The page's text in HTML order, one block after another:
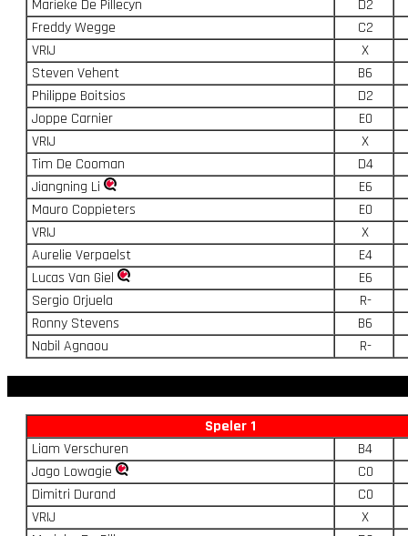
Marieke De Pillecyn
D2
Freddy Wegge
C2
VRIJ
X
Steven Vehent
B6
Philippe Boitsios
D2
Joppe Carnier
E0
VRIJ
X
Tim De Cooman
D4
Jiangning Li
E6
Mauro Coppieters
E0
VRIJ
X
Aurelie Verpaelst
E4
Lucas Van Giel
E6
Sergio Orjuela
R-
Ronny Stevens
B6
Nabil Agnaou
R-
Speler 1
Liam Verschuren
B4
Jago Lowagie
C0
Dimitri Durand
C0
VRIJ
X